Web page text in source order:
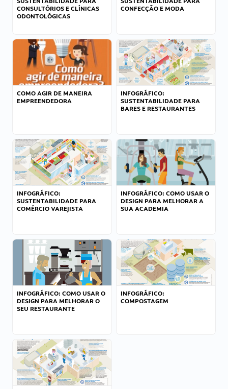
CONSULTÓRIOS E CLÍNICAS
ODONTOLÓGICAS
CONFECÇÃO E MODA
COMO AGIR DE MANEIRA
EMPREENDEDORA
INFOGRÁFICO:
SUSTENTABILIDADE PARA
BARES E RESTAURANTES
INFOGRÁFICO:
SUSTENTABILIDADE PARA
COMÉRCIO VAREJISTA
INFOGRÁFICO: COMO USAR O
DESIGN PARA MELHORAR A
SUA ACADEMIA
INFOGRÁFICO: COMO USAR O
DESIGN PARA MELHORAR O
SEU RESTAURANTE
INFOGRÁFICO:
COMPOSTAGEM